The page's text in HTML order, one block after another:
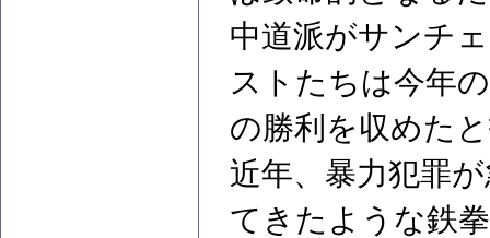
中道派がサンチ
ストたちは今年
の勝利を収めた
近年、暴力犯罪
てきたような鉄